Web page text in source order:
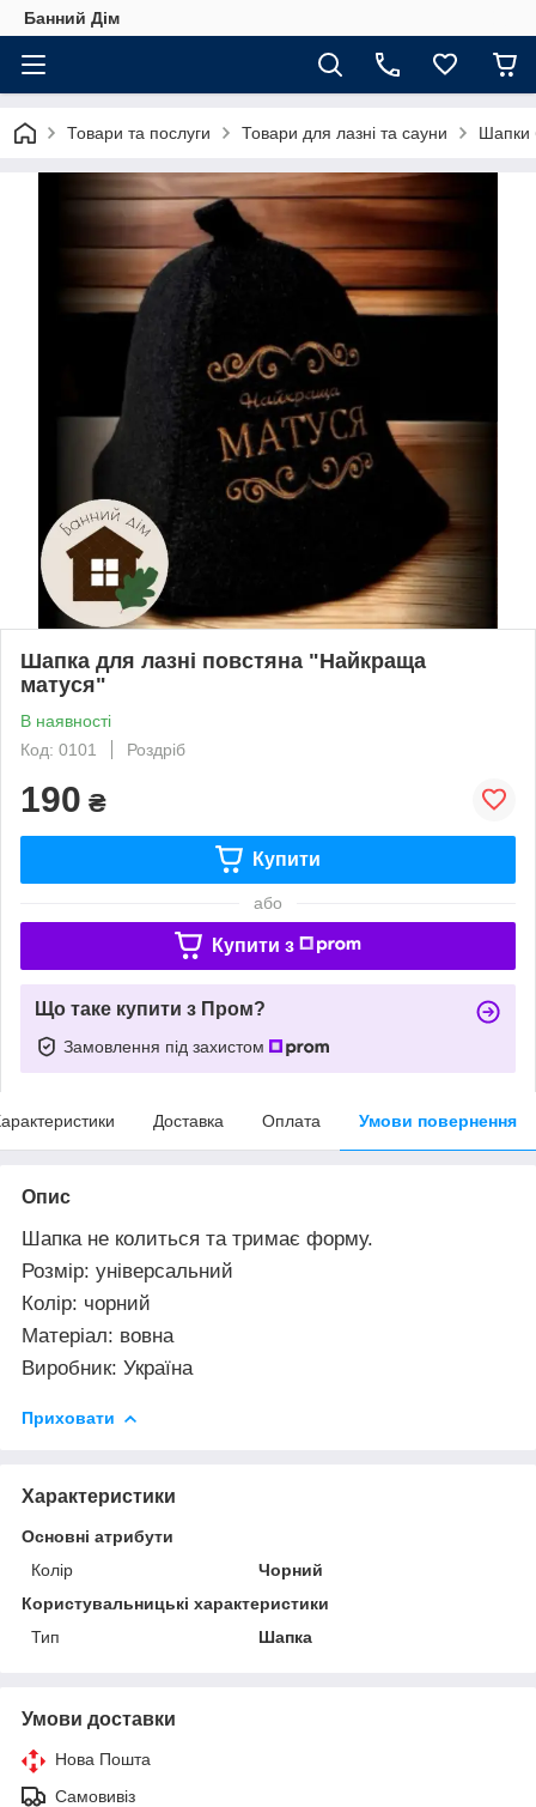
Банний Дім
Товари та послуги Товари для лазні та сауни Шапки
Шапка для лазні повстяна "Найкраща
матуся"
В наявності
Код: 0101
Роздріб
190 ₴
Купити
або
Купити з
Що таке купити з Пром?
Замовлення під захистом
Доставка Оплата Умови повернення
Опис
Шапка не колиться та тримає форму.
Розмір: універсальний
Колір: чорний
Матеріал: вовна
Виробник: Україна
Приховати
Характеристики
Основні атрибути
Колір
Чорний
Користувальницькі характеристики
Тип
Шапка
Умови доставки
Нова Пошта
Самовивіз